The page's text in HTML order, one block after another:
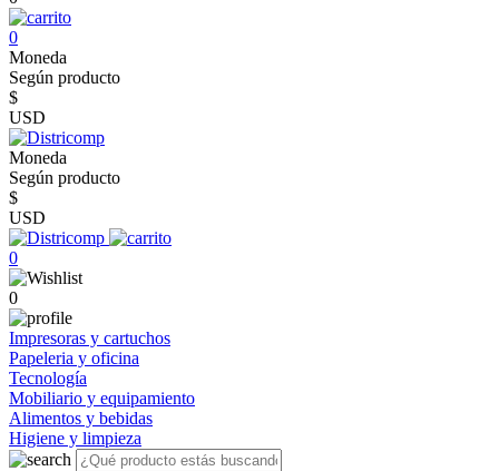
0
Moneda
Según producto
$
USD
Moneda
Según producto
$
USD
0
0
Impresoras y cartuchos
Papeleria y oficina
Tecnología
Mobiliario y equipamiento
Alimentos y bebidas
Higiene y limpieza